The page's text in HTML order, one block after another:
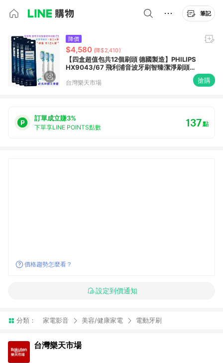
筆記
降價
$4,580 (降$2,410)
【四盒超值包共12個刷頭 德國製造】PHILIPS
HX9043/67 飛利浦音波牙刷智臻潔淨刷頭
台灣樂天市場 搶購
訂單成立賺3%
下單享LINE POINTS點數 137點
價格趨勢怎麼看？
設定到價通知
分類： 家電影音 美容/健康家電 電動牙刷
台灣樂天市場